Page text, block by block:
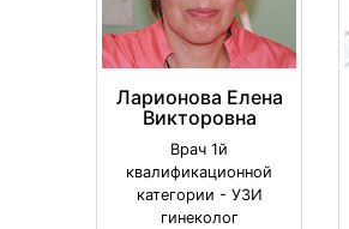
Ларионова Елена
Викторовна
Врач 1й
квалификационной
категории - УЗИ
гинеколог